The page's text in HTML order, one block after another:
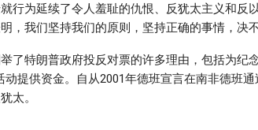
行为延续了令人羞耻的仇恨、反犹太主义和反
，我们坚持我们的原则，坚持正确的事情，决
了特朗普政府投反对票的许多理由，包括为纪
动提供资金。自从2001年德班宣言在南非德班
太。